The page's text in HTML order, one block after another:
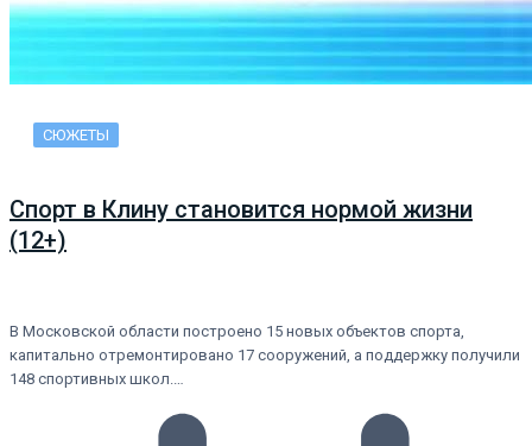
СЮЖЕТЫ
Спорт в Клину становится нормой жизни
(12+)
В Московской области построено 15 новых объектов спорта,
капитально отремонтировано 17 сооружений, а поддержку получили
148 спортивных школ.…